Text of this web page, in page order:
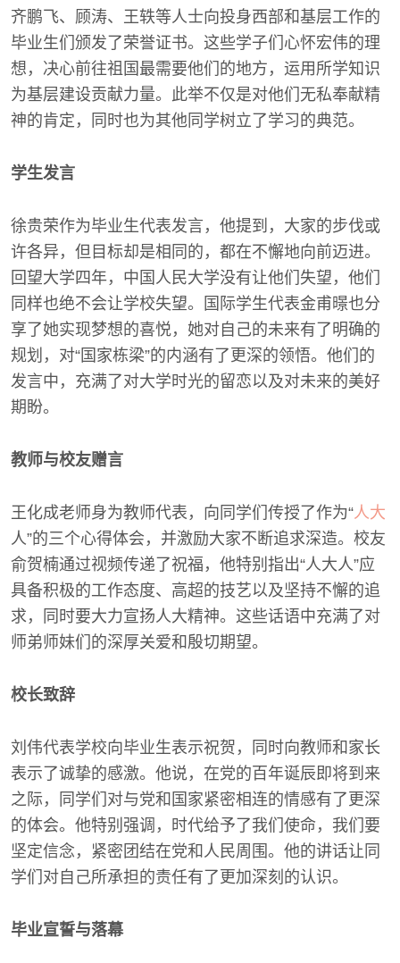
齐鹏飞、顾涛、王轶等人士向投身西部和基层工作的
毕业生们颁发了荣誉证书。这些学子们心怀宏伟的理
想，决心前往祖国最需要他们的地方，运用所学知识
为基层建设贡献力量。此举不仅是对他们无私奉献精
神的肯定，同时也为其他同学树立了学习的典范。
学生发言
徐贵荣作为毕业生代表发言，他提到，大家的步伐或
许各异，但目标却是相同的，都在不懈地向前迈进。
回望大学四年，中国人民大学没有让他们失望，他们
同样也绝不会让学校失望。国际学生代表金甫暻也分
享了她实现梦想的喜悦，她对自己的未来有了明确的
规划，对“国家栋梁”的内涵有了更深的领悟。他们的
发言中，充满了对大学时光的留恋以及对未来的美好
期盼。
教师与校友赠言
王化成老师身为教师代表，向同学们传授了作为“人大
人”的三个心得体会，并激励大家不断追求深造。校友
俞贺楠通过视频传递了祝福，他特别指出“人大人”应
具备积极的工作态度、高超的技艺以及坚持不懈的追
求，同时要大力宣扬人大精神。这些话语中充满了对
师弟师妹们的深厚关爱和殷切期望。
校长致辞
刘伟代表学校向毕业生表示祝贺，同时向教师和家长
表示了诚挚的感激。他说，在党的百年诞辰即将到来
之际，同学们对与党和国家紧密相连的情感有了更深
的体会。他特别强调，时代给予了我们使命，我们要
坚定信念，紧密团结在党和人民周围。他的讲话让同
学们对自己所承担的责任有了更加深刻的认识。
毕业宣誓与落幕